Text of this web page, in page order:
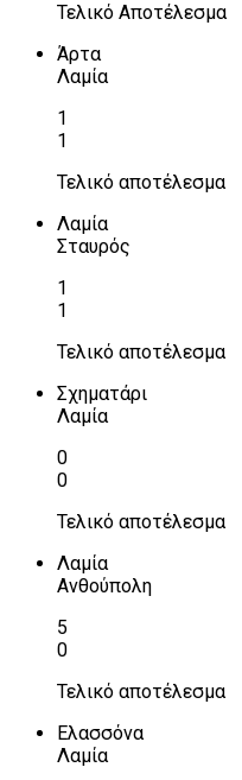
Τελικό Αποτέλεσμα
Άρτα
Λαμία
1
1
Τελικό αποτέλεσμα
Λαμία
Σταυρός
1
1
Τελικό αποτέλεσμα
Σχηματάρι
Λαμία
0
0
Τελικό αποτέλεσμα
Λαμία
Ανθούπολη
5
0
Τελικό αποτέλεσμα
Ελασσόνα
Λαμία